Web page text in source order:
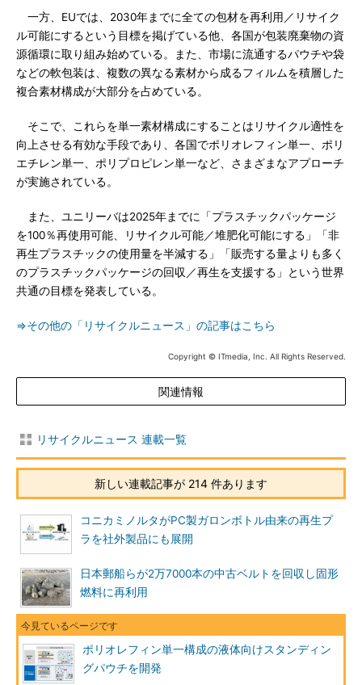
一方、EUでは、2030年までに全ての包材を再利用／リサイク
ル可能にするという目標を掲げている他、各国が包装廃棄物の資
源循環に取り組み始めている。また、市場に流通するパウチや袋
などの軟包装は、複数の異なる素材から成るフィルムを積層した
複合素材構成が大部分を占めている。
そこで、これらを単一素材構成にすることはリサイクル適性を
向上させる有効な手段であり、各国でポリオレフィン単一、ポリ
エチレン単一、ポリプロピレン単一など、さまざまなアプローチ
が実施されている。
また、ユニリーバは2025年までに「プラスチックパッケージ
を100％再使用可能、リサイクル可能／堆肥化可能にする」「非
再生プラスチックの使用量を半減する」「販売する量よりも多く
のプラスチックパッケージの回収／再生を支援する」という世界
共通の目標を発表している。
⇒その他の「リサイクルニュース」の記事はこちら
Copyright © ITmedia, Inc. All Rights Reserved.
関連情報
リサイクルニュース 連載一覧
新しい連載記事が 214 件あります
コニカミノルタがPC製ガロンボトル由来の再生プ
ラを社外製品にも展開
日本郵船らが2万7000本の中古ベルトを回収し固形
燃料に再利用
ポリオレフィン単一構成の液体向けスタンディン
グパウチを開発